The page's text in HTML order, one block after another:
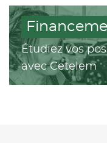
Étudiez vos
avec Cetelem